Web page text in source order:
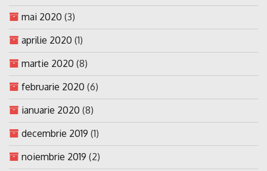
mai 2020 (3)
aprilie 2020 (1)
martie 2020 (8)
februarie 2020 (6)
ianuarie 2020 (8)
decembrie 2019 (1)
noiembrie 2019 (2)